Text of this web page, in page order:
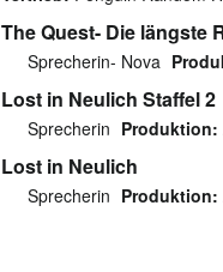
The Quest- Die längste
Sprecherin- Nova
Lost in Neulich Staffel 2
Sprecherin Produktion:
Lost in Neulich
Sprecherin Produktion: